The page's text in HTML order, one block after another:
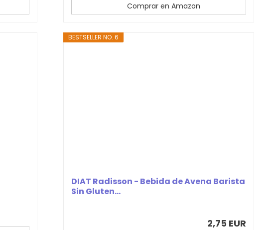
Comprar en Amazon
BESTSELLER NO. 6
DIAT Radisson - Bebida de Avena Barista
Sin Gluten...
2,75 EUR